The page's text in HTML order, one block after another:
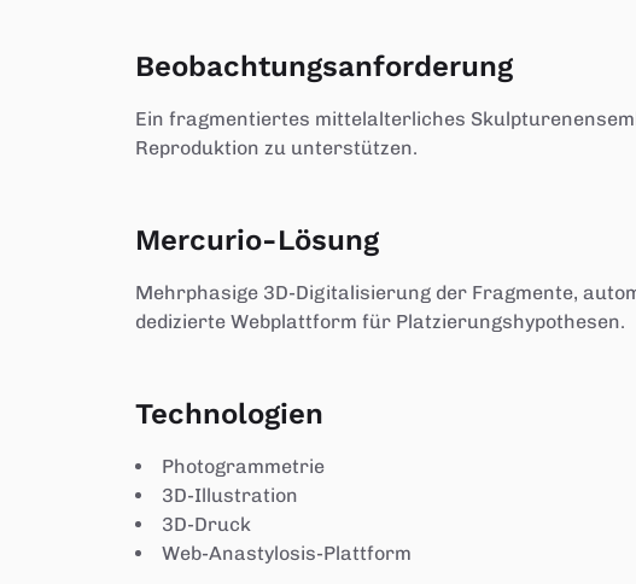
Beobachtungsanforderung
Ein fragmentiertes mittelalterliches
Reproduktion zu unterstützen.
Mercurio-Lösung
Mehrphasige 3D-Digitalisierung der Fragmente,
dedizierte Webplattform für Platzierungshypothesen.
Technologien
Photogrammetrie
3D-Illustration
3D-Druck
Web-Anastylosis-Plattform